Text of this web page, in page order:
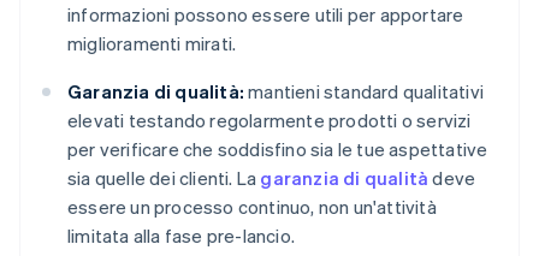
informazioni possono essere utili per apportare
miglioramenti mirati.
Garanzia di qualità: mantieni standard qualitativi
elevati testando regolarmente prodotti o servizi
per verificare che soddisfino sia le tue aspettative
sia quelle dei clienti. La garanzia di qualità deve
essere un processo continuo, non un'attività
limitata alla fase pre-lancio.